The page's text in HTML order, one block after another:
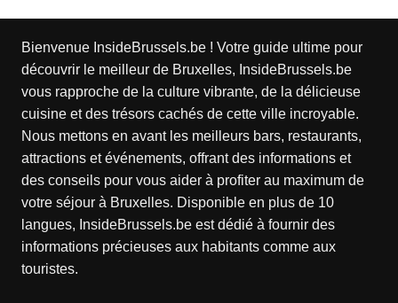
Bienvenue InsideBrussels.be ! Votre guide ultime pour
découvrir le meilleur de Bruxelles, InsideBrussels.be
vous rapproche de la culture vibrante, de la délicieuse
cuisine et des trésors cachés de cette ville incroyable.
Nous mettons en avant les meilleurs bars, restaurants,
attractions et événements, offrant des informations et
des conseils pour vous aider à profiter au maximum de
votre séjour à Bruxelles. Disponible en plus de 10
langues, InsideBrussels.be est dédié à fournir des
informations précieuses aux habitants comme aux
touristes.